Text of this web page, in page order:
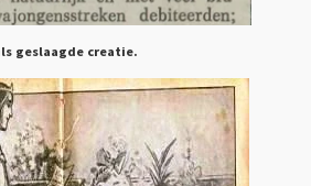
geslaagde creatie.